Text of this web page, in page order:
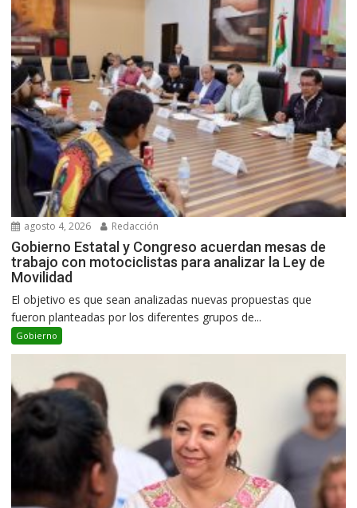
agosto 4, 2026 Redacción
Gobierno Estatal y Congreso acuerdan mesas de
trabajo con motociclistas para analizar la Ley de
Movilidad
El objetivo es que sean analizadas nuevas propuestas que
fueron planteadas por los diferentes grupos de...
Gobierno